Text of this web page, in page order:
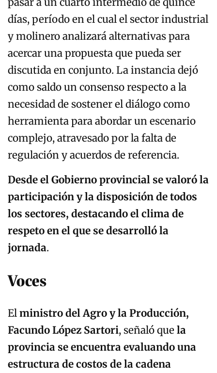
días, período en el cual el sector industrial
y molinero analizará alternativas para
acercar una propuesta que pueda ser
discutida en conjunto. La instancia dejó
como saldo un consenso respecto a la
necesidad de sostener el diálogo como
herramienta para abordar un escenario
complejo, atravesado por la falta de
regulación y acuerdos de referencia.
Desde el Gobierno provincial se valoró la
participación y la disposición de todos
los sectores, destacando el clima de
respeto en el que se desarrolló la
jornada.
Voces
Elministro del Agro y la Producción,
Facundo López Sartori, señaló quela
provincia se encuentra evaluando una
estructura de costos de la cadena